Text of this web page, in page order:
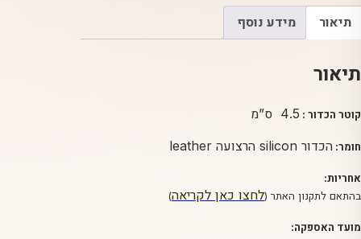
תיאור מידע נוסף
תיאור
קוטר הכדור : 4.5 ס”מ
חומר: הכדור silicon הרצועה leather
אחריות:
בהתאם לתקנון האתר (לחצו כאן לקריאה)
מועד האספקה: